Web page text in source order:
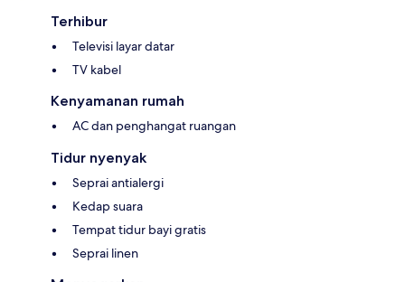
Terhibur
Televisi layar datar
TV kabel
Kenyamanan rumah
AC dan penghangat ruangan
Tidur nyenyak
Seprai antialergi
Kedap suara
Tempat tidur bayi gratis
Seprai linen